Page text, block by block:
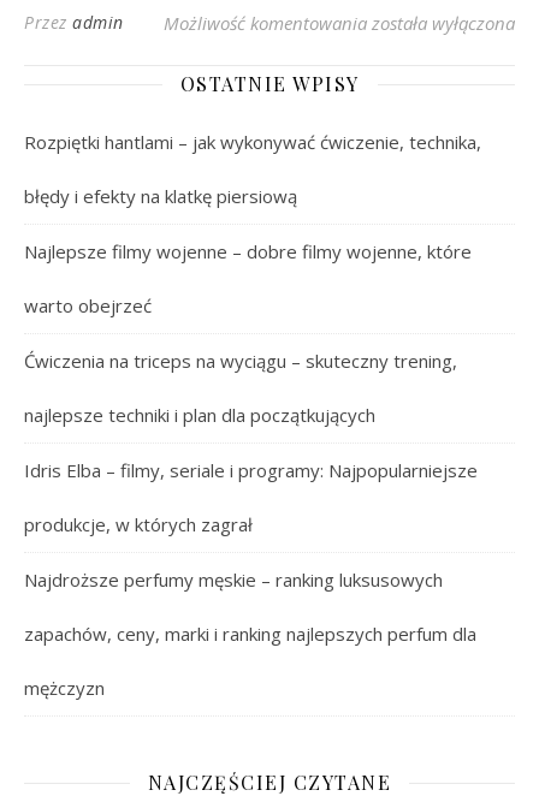
Przez admin Możliwość komentowania Najlepsze Bob
została wyłączona
OSTATNIE WPISY
Rozpiętki hantlami – jak wykonywać ćwiczenie, technika,
błędy i efekty na klatkę piersiową
Najlepsze filmy wojenne – dobre filmy wojenne, które
warto obejrzeć
Ćwiczenia na triceps na wyciągu – skuteczny trening,
najlepsze techniki i plan dla początkujących
Idris Elba – filmy, seriale i programy: Najpopularniejsze
produkcje, w których zagrał
Najdroższe perfumy męskie – ranking luksusowych
zapachów, ceny, marki i ranking najlepszych perfum dla
mężczyzn
NAJCZĘŚCIEJ CZYTANE